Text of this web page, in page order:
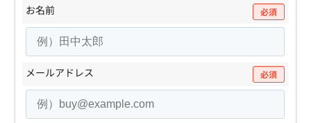
お名前 必須
メールアドレス 必須